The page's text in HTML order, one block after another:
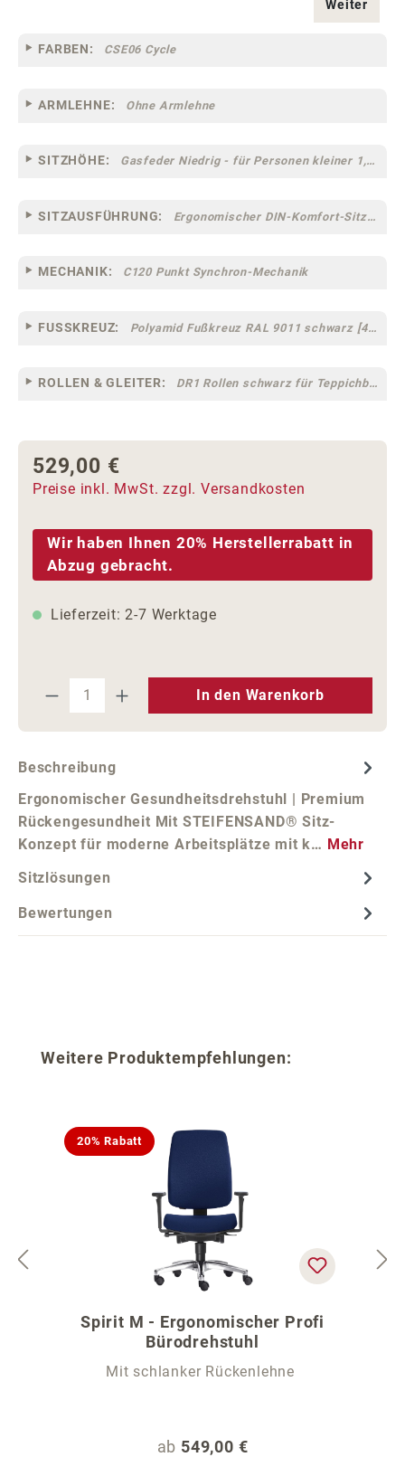
Weiter
FARBEN: CSE06 Cycle
ARMLEHNE: Ohne Armlehne
SITZHÖHE: Gasfeder Niedrig - für Personen kleiner 1,60 m
SITZAUSFÜHRUNG: Ergonomischer DIN-Komfort-Sitz [75]
MECHANIK: C120 Punkt Synchron-Mechanik
FUSSKREUZ: Polyamid Fußkreuz RAL 9011 schwarz [44]
ROLLEN & GLEITER: DR1 Rollen schwarz für Teppichböden [10]
Regulärer Preis:
529,00 €
Preise inkl. MwSt. zzgl. Versandkosten
Wir haben Ihnen 20% Herstellerrabatt in
Abzug gebracht.
Lieferzeit: 2-7 Werktage
Produkt Anzahl: Gib den
In den Warenkorb
Beschreibung
Ergonomischer Gesundheitsdrehstuhl | Premium
Rückengesundheit Mit STEIFENSAND® Sitz-
Konzept für moderne Arbeitsplätze mit k… Mehr
Sitzlösungen
Bewertungen
Produktgalerie überspringen
Weitere Produktempfehlungen:
20% Rabatt
Spirit M - Ergonomischer Profi
Bürodrehstuhl
Mit schlanker Rückenlehne
Regulärer Preis:
ab 549,00 €